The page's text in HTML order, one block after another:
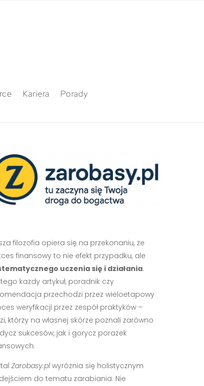
Kariera Porady
filozofia opiera się na przekonaniu, że
finansowy to nie efekt przypadku, ale
uczenia się i działania.
każdy artykuł, poradnik czy
przechodzi przez wieloetapowy
weryfikacji przez zespół praktyków –
którzy na własnej skórze poznali zarówno
sukcesów, jak i gorycz porażek
Zarobasy.plwyróżnia się holistycznym
do tematu zarabiania. Nie